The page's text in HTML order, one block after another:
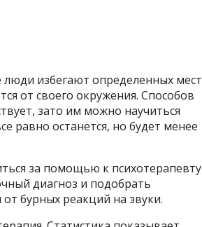
избегают определенных мест
от своего окружения. Способов
зато им можно научиться
равно останется, но будет менее
за помощью к психотерапевту
диагноз и подобрать
бурных реакций на звуки.